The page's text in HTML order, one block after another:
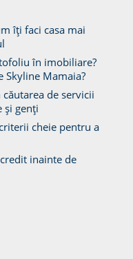
îți faci casa mai
în imobiliare?
Skyline Mamaia?
căutarea de servicii
și genți
cheie pentru a
inainte de